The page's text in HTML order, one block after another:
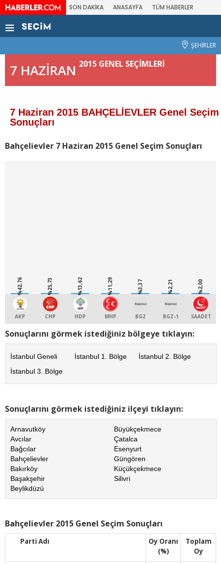
SON DAKİKA ANASAYFA TÜM HABERLER
ŞEHİRLER
7 HAZİRAN 2015 GENEL SEÇİMLERİ
7 Haziran 2015 BAHÇELİEVLER Genel Seçim
Sonuçları
Bahçelievler 7 Haziran 2015 Genel Seçim Sonuçları
%42,76
AKP
%25,73
CHP
%13,62
HDP
%11,29
MHP
%3,37
BGZ
%2,21
BGZ-1
%2,00
SAADET
Sonuçlarını görmek istediğiniz bölgeye tıklayın:
İstanbul Geneli İstanbul 1. Bölge
İstanbul 2. Bölge
İstanbul 3. Bölge
Sonuçlarını görmek istediğiniz ilçeyi tıklayın:
Arnavutköy
Avcılar
Bağcılar
Bahçelievler
Bakırköy
Başakşehir
Beylikdüzü
Büyükçekmece
Çatalca
Esenyurt
Güngören
Küçükçekmece
Silivri
Bahçelievler 2015 Genel Seçim Sonuçları
Parti Adı
Oy Oranı
(%)
Toplam
Oy